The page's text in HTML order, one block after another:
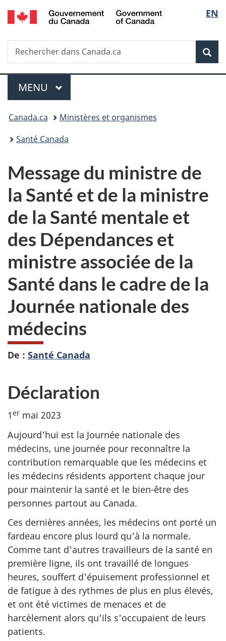
Passer
au
principal
Passer
à
Au
du
Passer
à
version
simplifiée
de
la
EN
Recherche
Rechercher
dans
Menu
MENU PRINCIPAL
Vous
êtes
Canada.ca
Ministères et organismes
Santé Canada
Message du ministre de
la Santé et de la ministre
de la Santé mentale et
des Dépendances et
ministre associée de la
Santé dans le cadre de la
Journée nationale des
médecins
De : Santé Canada
Déclaration
1er mai 2023
Aujourd'hui est la Journée nationale des
médecins, une journée pour reconnaître la
contribution remarquable que les médecins et
les médecins résidents apportent chaque jour
pour maintenir la santé et le bien-être des
personnes partout au Canada.
Ces dernières années, les médecins ont porté un
fardeau encore plus lourd qu'à la normale.
Comme tant d'autres travailleurs de la santé en
première ligne, ils ont travaillé de longues
heures, souffert d'épuisement professionnel et
de fatigue à des rythmes de plus en plus élevés,
et ont été victimes de menaces et de
harcèlement alors qu'ils s'occupaient de leurs
patients.